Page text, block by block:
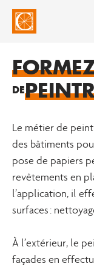
DE
Le métier de
des bâtiments
pose de papiers
revêtements en
l’application, il
surfaces :
À l’extérieur, le
façades en